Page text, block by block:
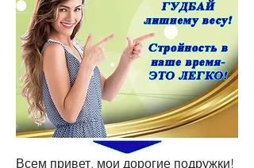
Всем привет, мои дорогие подружки!